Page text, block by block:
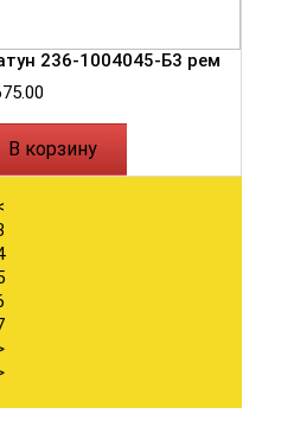
236-1004045-Б3 рем
В корзину